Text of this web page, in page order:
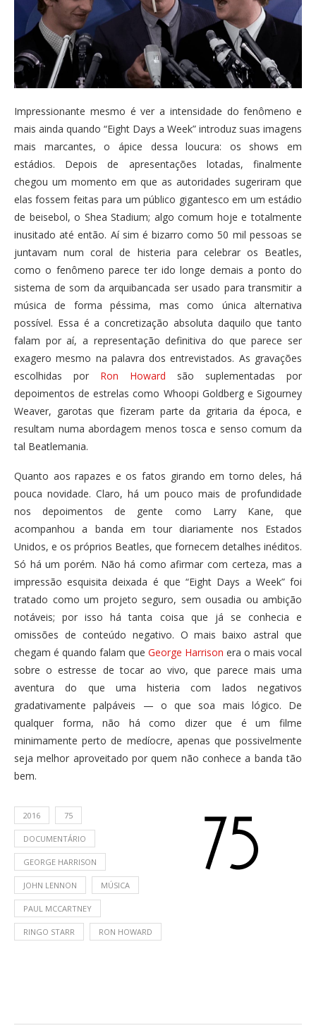
Impressionante mesmo é ver a intensidade do fenômeno e
mais ainda quando “Eight Days a Week” introduz suas imagens
mais marcantes, o ápice dessa loucura: os shows em
estádios. Depois de apresentações lotadas, finalmente
chegou um momento em que as autoridades sugeriram que
elas fossem feitas para um público gigantesco em um estádio
de beisebol, o Shea Stadium; algo comum hoje e totalmente
inusitado até então. Aí sim é bizarro como 50 mil pessoas se
juntavam num coral de histeria para celebrar os Beatles,
como o fenômeno parece ter ido longe demais a ponto do
sistema de som da arquibancada ser usado para transmitir a
música de forma péssima, mas como única alternativa
possível. Essa é a concretização absoluta daquilo que tanto
falam por aí, a representação definitiva do que parece ser
exagero mesmo na palavra dos entrevistados. As gravações
escolhidas por Ron Howard são suplementadas por
depoimentos de estrelas como Whoopi Goldberg e Sigourney
Weaver, garotas que fizeram parte da gritaria da época, e
resultam numa abordagem menos tosca e senso comum da
tal Beatlemania.
Quanto aos rapazes e os fatos girando em torno deles, há
pouca novidade. Claro, há um pouco mais de profundidade
nos depoimentos de gente como Larry Kane, que
acompanhou a banda em tour diariamente nos Estados
Unidos, e os próprios Beatles, que fornecem detalhes inéditos.
Só há um porém. Não há como afirmar com certeza, mas a
impressão esquisita deixada é que “Eight Days a Week” foi
tratado como um projeto seguro, sem ousadia ou ambição
notáveis; por isso há tanta coisa que já se conhecia e
omissões de conteúdo negativo. O mais baixo astral que
chegam é quando falam que George Harrison era o mais vocal
sobre o estresse de tocar ao vivo, que parece mais uma
aventura do que uma histeria com lados negativos
gradativamente palpáveis — o que soa mais lógico. De
qualquer forma, não há como dizer que é um filme
minimamente perto de medíocre, apenas que possivelmente
seja melhor aproveitado por quem não conhece a banda tão
bem.
2016 75
DOCUMENTÁRIO
GEORGE HARRISON
JOHN LENNON MÚSICA
PAUL MCCARTNEY
RINGO STARR RON HOWARD